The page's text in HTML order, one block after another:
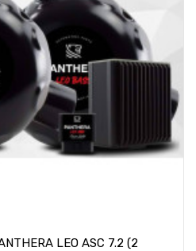
LEO ASC 7.2 (2